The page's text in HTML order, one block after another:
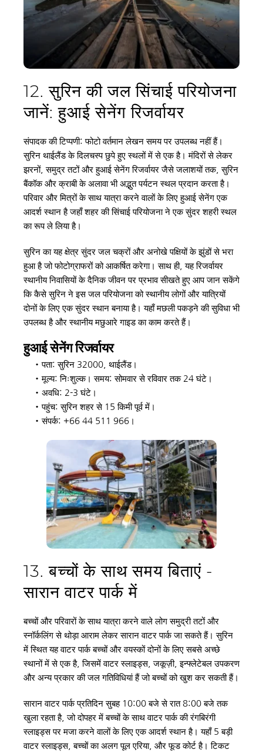
12. सुरिन की जल सिंचाई परियोजना
जानें: हुआई सेनेंग रिजर्वायर
संपादक की टिप्पणी: फोटो वर्तमान लेखन समय पर उपलब्ध नहीं हैं।
सुरिन थाईलैंड के दिलचस्प छुपे हुए स्थलों में से एक है। मंदिरों से लेकर
झरनों, समुद्र तटों और हुआई सेनेंग रिजर्वायर जैसे जलाशयों तक, सुरिन
बैंकॉक और क्राबी के अलावा भी अद्भुत पर्यटन स्थल प्रदान करता है।
परिवार और मित्रों के साथ यात्रा करने वालों के लिए हुआई सेनेंग एक
आदर्श स्थान है जहाँ शहर की सिंचाई परियोजना ने एक सुंदर शहरी स्थल
का रूप ले लिया है।
सुरिन का यह क्षेत्र सुंदर जल चक्रों और अनोखे पक्षियों के झुंडों से भरा
हुआ है जो फोटोग्राफरों को आकर्षित करेगा। साथ ही, यह रिजर्वायर
स्थानीय निवासियों के दैनिक जीवन पर प्रभाव सीखते हुए आप जान सकेंगे
कि कैसे सुरिन ने इस जल परियोजना को स्थानीय लोगों और यात्रियों
दोनों के लिए एक सुंदर स्थान बनाया है। यहाँ मछली पकड़ने की सुविधा भी
उपलब्ध है और स्थानीय मछुआरे गाइड का काम करते हैं।
हुआई सेनेंग रिजर्वायर
पता: सुरिन 32000, थाईलैंड।
मूल्य: निःशुल्क। समय: सोमवार से रविवार तक 24 घंटे।
अवधि: 2-3 घंटे।
पहुंच: सुरिन शहर से 15 किमी पूर्व में।
संपर्क: +66 44 511 966।
13. बच्चों के साथ समय बिताएं -
सारान वाटर पार्क में
बच्चों और परिवारों के साथ यात्रा करने वाले लोग समुद्री तटों और
स्नॉर्कलिंग से थोड़ा आराम लेकर सारान वाटर पार्क जा सकते हैं। सुरिन
में स्थित यह वाटर पार्क बच्चों और वयस्कों दोनों के लिए सबसे अच्छे
स्थानों में से एक है, जिसमें वाटर स्लाइड्स, जकूज़ी, इन्फ्लेटेबल उपकरण
और अन्य प्रकार की जल गतिविधियां हैं जो बच्चों को खुश कर सकती हैं।
सारान वाटर पार्क प्रतिदिन सुबह 10:00 बजे से रात 8:00 बजे तक
खुला रहता है, जो दोपहर में बच्चों के साथ वाटर पार्क की रंगबिरंगी
स्लाइड्स पर मजा करने वालों के लिए एक आदर्श स्थान है। यहाँ 5 बड़ी
वाटर स्लाइड्स, बच्चों का अलग पूल एरिया, और फूड कोर्ट है। टिकट